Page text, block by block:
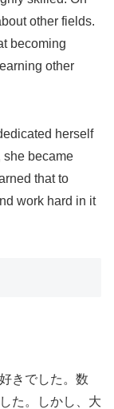
other fields.
becoming
other
herself
she became
that to
work hard in it
きでした。数
た。しかし、大